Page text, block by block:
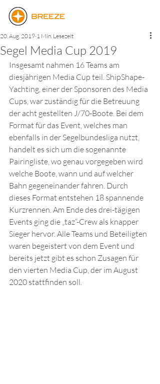
Segel Media Cup 2019
20. Aug. 2019 1 Min. Lesezeit
Insgesamt nahmen 16 Teams am
diesjährigen Media Cup teil. ShipShape-
Yachting, einer der Sponsoren des Media
Cups, war zuständig für die Betreuung
der acht gestellten J/70-Boote. Bei dem
Format für das Event, welches man
ebenfalls in der Segelbundesliga nutzt,
handelt es sich um die sogenannte
Pairingliste, wo genau vorgegeben wird
welche Boote, wann und auf welcher
Bahn gegeneinander fahren. Durch
dieses Format entstehen 18 spannende
Kurzrennen. Am Ende des drei-tägigen
Events ging die „taz“-Crew als knapper
Sieger hervor. Alle Teams und Beteiligten
waren begeistert von dem Event und
bereits jetzt gibt es schon Zusagen für
den vierten Media Cup, der im August
2020 stattfinden soll.